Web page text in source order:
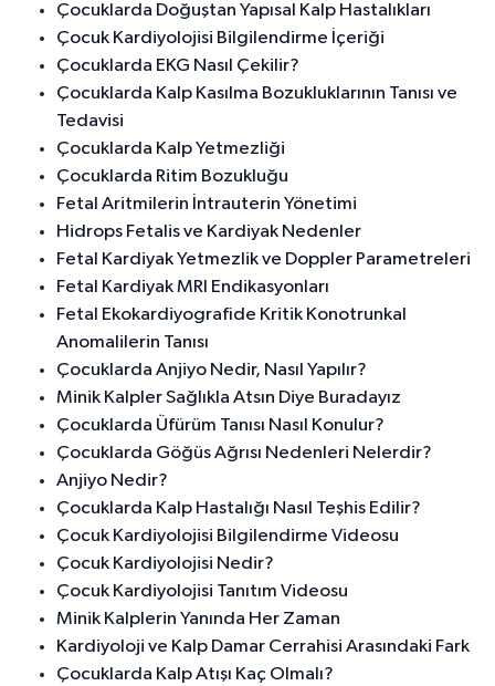
Çocuklarda Doğuştan Yapısal Kalp Hastalıkları
Çocuk Kardiyolojisi Bilgilendirme İçeriği
Çocuklarda EKG Nasıl Çekilir?
Çocuklarda Kalp Kasılma Bozukluklarının Tanısı ve
Tedavisi
Çocuklarda Kalp Yetmezliği
Çocuklarda Ritim Bozukluğu
Fetal Aritmilerin İntrauterin Yönetimi
Hidrops Fetalis ve Kardiyak Nedenler
Fetal Kardiyak Yetmezlik ve Doppler Parametreleri
Fetal Kardiyak MRI Endikasyonları
Fetal Ekokardiyografide Kritik Konotrunkal
Anomalilerin Tanısı
Çocuklarda Anjiyo Nedir, Nasıl Yapılır?
Minik Kalpler Sağlıkla Atsın Diye Buradayız
Çocuklarda Üfürüm Tanısı Nasıl Konulur?
Çocuklarda Göğüs Ağrısı Nedenleri Nelerdir?
Anjiyo Nedir?
Çocuklarda Kalp Hastalığı Nasıl Teşhis Edilir?
Çocuk Kardiyolojisi Bilgilendirme Videosu
Çocuk Kardiyolojisi Nedir?
Çocuk Kardiyolojisi Tanıtım Videosu
Minik Kalplerin Yanında Her Zaman
Kardiyoloji ve Kalp Damar Cerrahisi Arasındaki Fark
Çocuklarda Kalp Atışı Kaç Olmalı?